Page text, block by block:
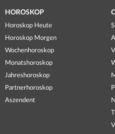
HOROSKOP
Horoskop Heute
Horoskop Morgen
Wochenhoroskop
Monatshoroskop
Jahreshoroskop
Partnerhoroskop
Aszendent